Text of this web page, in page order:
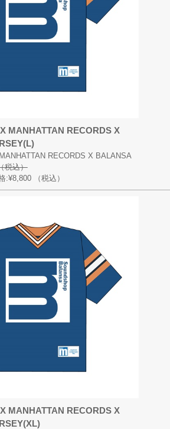
MANHATTAN RECORDS X
RECORDS X BALANSA
税込）
:¥8,800
（税込）
MANHATTAN RECORDS X